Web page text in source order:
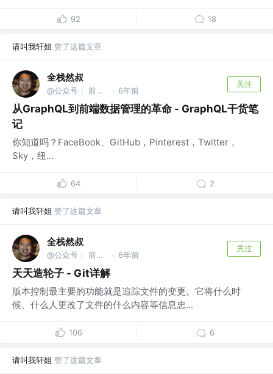
92 18
请叫我轩姐 赞了这篇文章
全栈然叔
@公众号： 前端大班车 · 6年前
关注
从GraphQL到前端数据管理的革命 - GraphQL干货笔
记
你知道吗？FaceBook、GitHub，Pinterest，Twitter，
Sky，纽...
64 2
请叫我轩姐 赞了这篇文章
全栈然叔
@公众号： 前端大班车 · 6年前
关注
天天造轮子 - Git详解
版本控制最主要的功能就是追踪文件的变更。它将什么时
候、什么人更改了文件的什么内容等信息忠...
106 6
请叫我轩姐 赞了这篇文章